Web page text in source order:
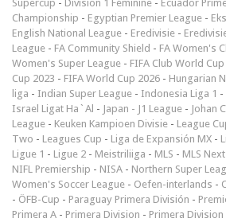
Supercup - Division 1 Féminine - Ecuador
Championship - Egyptian Premier League -
English National League - Eredivisie -
League - FA Community Shield - FA Women's
Women's Super League - FIFA Club World Cup
Cup 2023 - FIFA World Cup 2026 - Hungarian
liga - Indian Super League - Indonesia Liga 1 -
Israel Ligat Ha`Al - Japan - J1 League - Johan
League - Keuken Kampioen Divisie - League
Two - Leagues Cup - Liga de Expansión MX -
Ligue 1 - Ligue 2 - Meistriliiga - MLS - MLS
NIFL Premiership - NISA - Northern Super
Women's Soccer League - Oefen-interlands -
- ÖFB-Cup - Paraguay Primera División -
Primera A - Primera Division - Primera